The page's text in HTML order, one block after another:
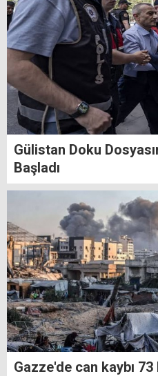
Gülistan Doku
Başladı
Gazze'de can kaybı